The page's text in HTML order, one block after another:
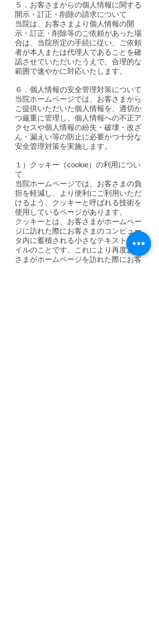
５．お客さまからの個人情報に関する
開示・訂正・削除の請求について
当院は、お客さまより個人情報の開
示・訂正・削除等のご依頼があった場
合は、当院所定の手続に従い、ご依頼
者が本人または代理人であることを確
認させていただいたうえで、合理的な
範囲で速やかに対応いたします。
６．個人情報の安全管理対策について
当院ホームページでは、お客さまから
ご提供いただいた個人情報を、適切か
つ厳重に管理し、個人情報への不正ア
クセスや個人情報の紛失・破壊・改ざ
ん・漏えい等の防止に必要かつ十分な
安全管理対策を実施します。
１）クッキー（cookie）の利用につい
て
当院ホームページでは、お客さまの負
担を軽減し、より便利にご利用いただ
けるよう、クッキーと呼ばれる技術を
使用しているページがあります。
クッキーとは、お客さまがホームペー
ジに訪れた際にお客さまのコンピュー
タ内に蓄積される小さなテキストファ
イルのことです。これにより再度お客
さまがホームページを訪れた際にお客